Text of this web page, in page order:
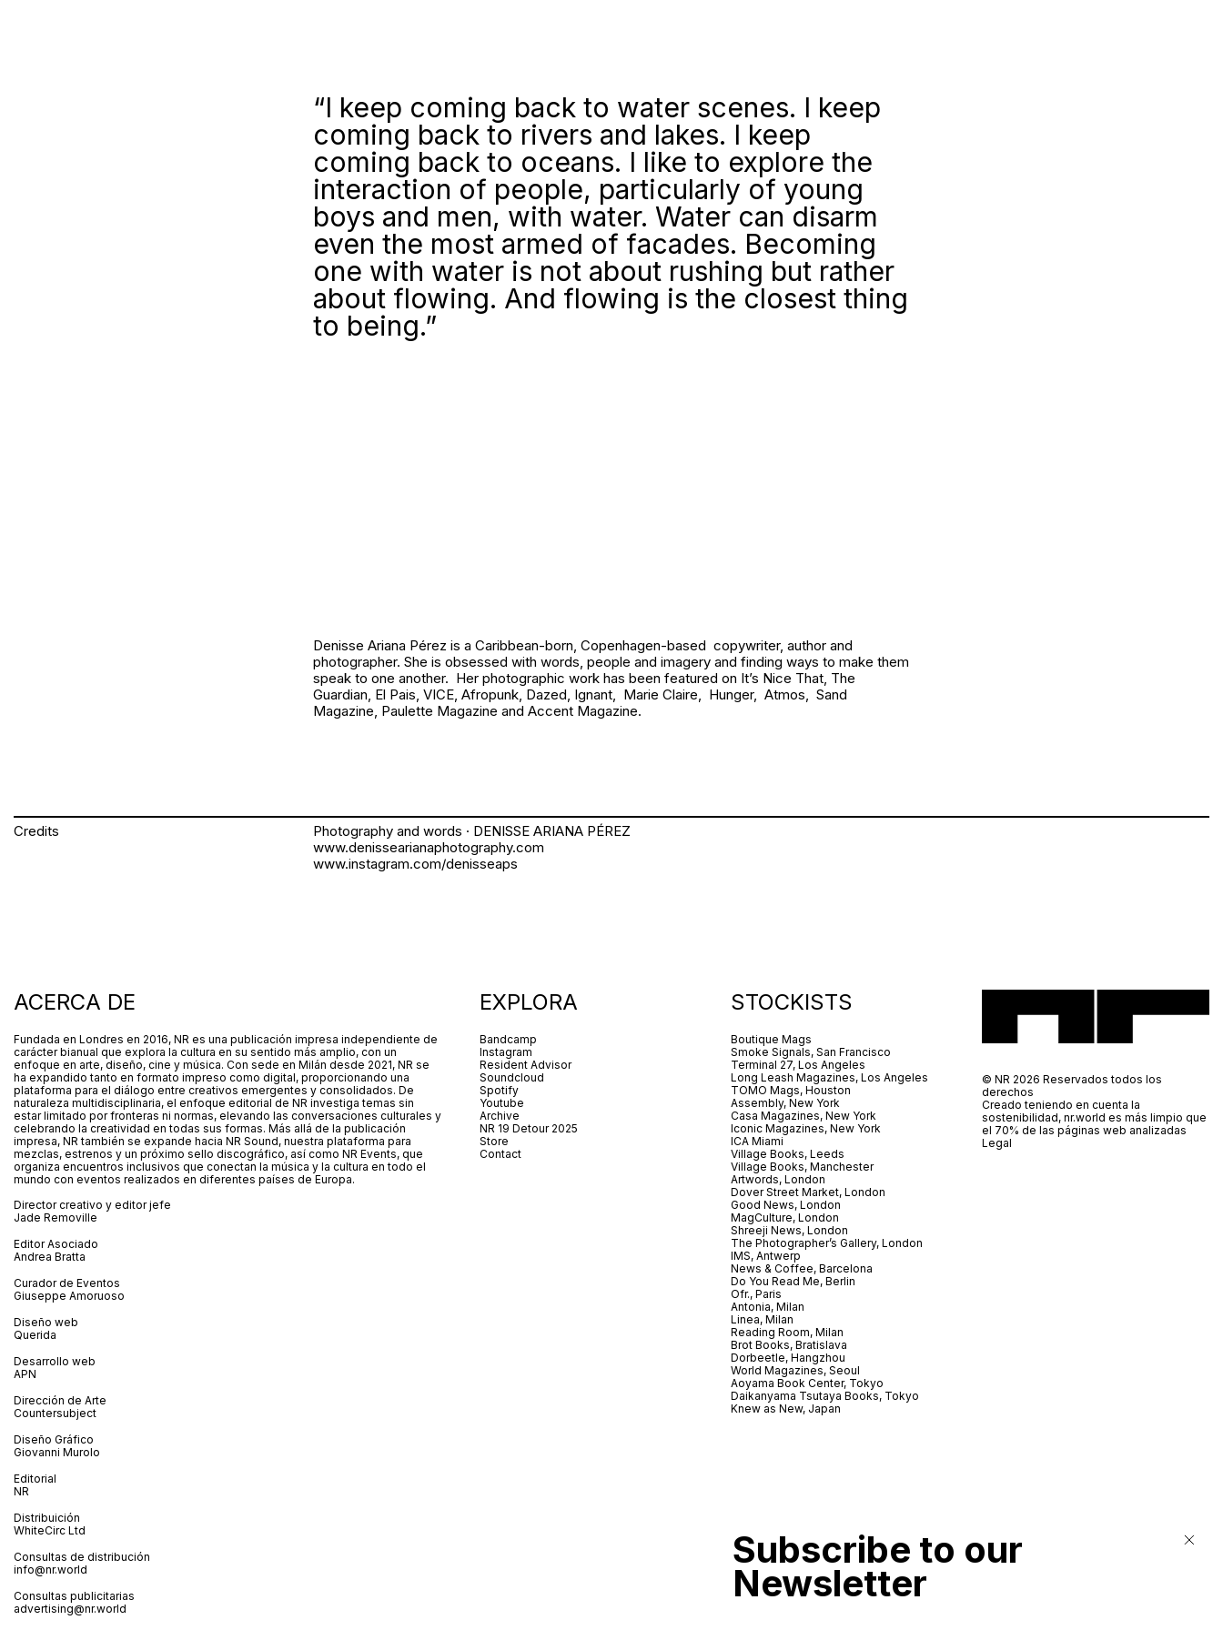
“I keep coming back to water scenes. I keep
coming back to rivers and lakes. I keep
coming back to oceans. I like to explore the
interaction of people, particularly of young
boys and men, with water. Water can disarm
even the most armed of facades. Becoming
one with water is not about rushing but rather
about flowing. And flowing is the closest thing
to being.”
Denisse Ariana Pérez is a Caribbean-born, Copenhagen-based copywriter, author and
photographer. She is obsessed with words, people and imagery and finding ways to make them
speak to one another. Her photographic work has been featured on It’s Nice That, The
Guardian, El Pais, VICE, Afropunk, Dazed, Ignant, Marie Claire, Hunger, Atmos, Sand
Magazine, Paulette Magazine and Accent Magazine.
Credits
Photography and words · DENISSE ARIANA PÉREZ
www.denissearianaphotography.com
www.instagram.com/denisseaps
ACERCA DE
Fundada en Londres en 2016, NR es una publicación impresa independiente de
carácter bianual que explora la cultura en su sentido más amplio, con un
enfoque en arte, diseño, cine y música. Con sede en Milán desde 2021, NR se
ha expandido tanto en formato impreso como digital, proporcionando una
plataforma para el diálogo entre creativos emergentes y consolidados. De
naturaleza multidisciplinaria, el enfoque editorial de NR investiga temas sin
estar limitado por fronteras ni normas, elevando las conversaciones culturales y
celebrando la creatividad en todas sus formas. Más allá de la publicación
impresa, NR también se expande hacia NR Sound, nuestra plataforma para
mezclas, estrenos y un próximo sello discográfico, así como NR Events, que
organiza encuentros inclusivos que conectan la música y la cultura en todo el
mundo con eventos realizados en diferentes países de Europa.
Director creativo y editor jefe
Jade Removille
Editor Asociado
Andrea Bratta
Curador de Eventos
Giuseppe Amoruoso
Diseño web
Querida
Desarrollo web
APN
Dirección de Arte
Countersubject
Diseño Gráfico
Giovanni Murolo
Editorial
NR
Distribuición
WhiteCirc Ltd
Consultas de distribución
info@nr.world
Consultas publicitarias
advertising@nr.world
EXPLORA
Bandcamp
Instagram
Resident Advisor
Soundcloud
Spotify
Youtube
Archive
NR 19 Detour 2025
Store
Contact
STOCKISTS
Boutique Mags
Smoke Signals, San Francisco
Terminal 27, Los Angeles
Long Leash Magazines, Los Angeles
TOMO Mags, Houston
Assembly, New York
Casa Magazines, New York
Iconic Magazines, New York
ICA Miami
Village Books, Leeds
Village Books, Manchester
Artwords, London
Dover Street Market, London
Good News, London
MagCulture, London
Shreeji News, London
The Photographer’s Gallery, London
IMS, Antwerp
News & Coffee, Barcelona
Do You Read Me, Berlin
Ofr., Paris
Antonia, Milan
Linea, Milan
Reading Room, Milan
Brot Books, Bratislava
Dorbeetle, Hangzhou
World Magazines, Seoul
Aoyama Book Center, Tokyo
Daikanyama Tsutaya Books, Tokyo
Knew as New, Japan
© NR 2026 Reservados todos los
derechos
Creado teniendo en cuenta la
sostenibilidad, nr.world es más limpio que
el 70% de las páginas web analizadas
Legal
Subscribe to our
Newsletter